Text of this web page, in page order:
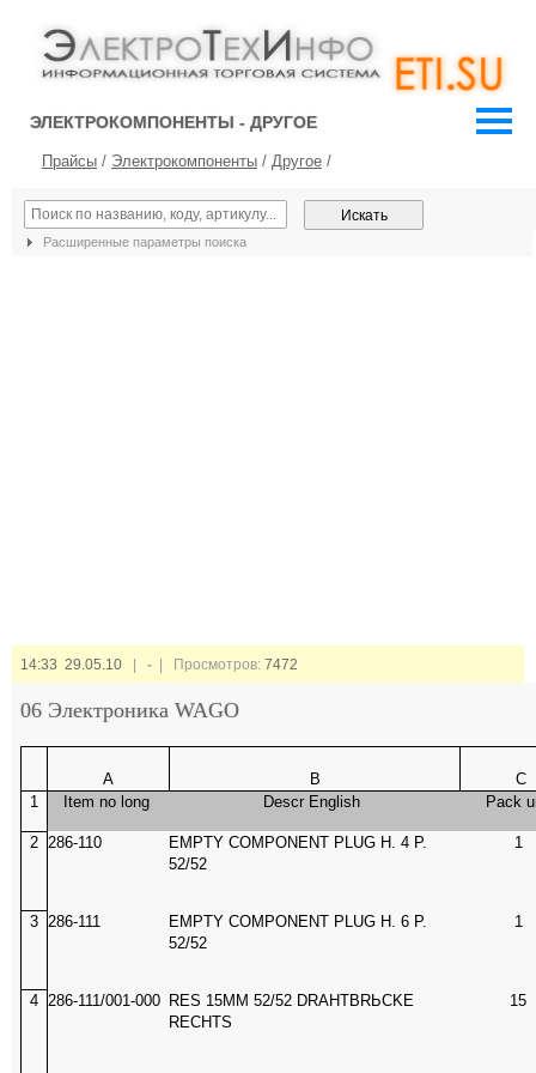
ЭЛЕКТРОКОМПОНЕНТЫ - ДРУГОЕ
Прайсы / Электрокомпоненты / Другое /
Расширенные параметры поиска
14:33 29.05.10 - | Просмотров: 7472
06 Электроника WAGO
A B
C
1
Item no long Descr English Pack
2 286-110
EMPTY COMPONENT PLUG H. 4 P.
52/52
1
3 286-111
EMPTY COMPONENT PLUG H. 6 P.
52/52
1
4 286-111/001-000 RES 15MM 52/52 DRAHTBRЬCKE
RECHTS
15